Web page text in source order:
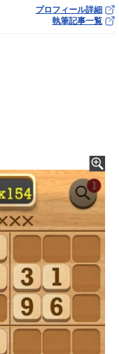
プロフィール詳細
執筆記事一覧